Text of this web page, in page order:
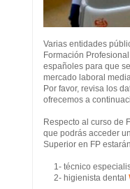
Varias entidades
Formación
españoles para que
mercado laboral
Por favor, revisa los
ofrecemos a
Respecto al curso de
que podrás acceder
Superior en FP
1- técnico
2- higienista dental